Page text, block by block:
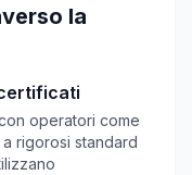
la
operatori come
rigorosi standard